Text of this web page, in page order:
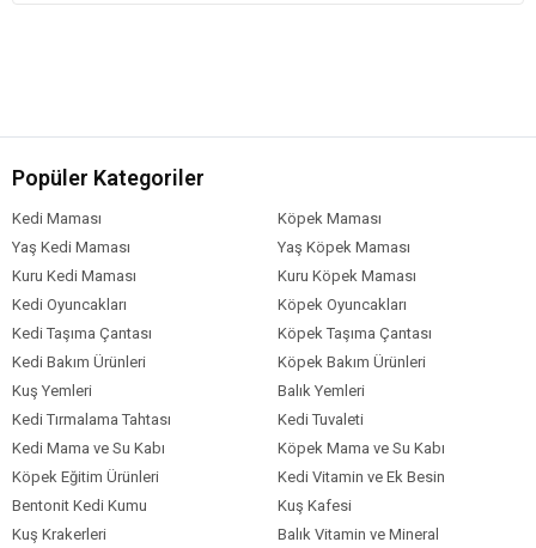
Popüler Kategoriler
Kedi Maması
Köpek Maması
Yaş Kedi Maması
Yaş Köpek Maması
Kuru Kedi Maması
Kuru Köpek Maması
Kedi Oyuncakları
Köpek Oyuncakları
Kedi Taşıma Çantası
Köpek Taşıma Çantası
Kedi Bakım Ürünleri
Köpek Bakım Ürünleri
Kuş Yemleri
Balık Yemleri
Kedi Tırmalama Tahtası
Kedi Tuvaleti
Kedi Mama ve Su Kabı
Köpek Mama ve Su Kabı
Köpek Eğitim Ürünleri
Kedi Vitamin ve Ek Besin
Bentonit Kedi Kumu
Kuş Kafesi
Kuş Krakerleri
Balık Vitamin ve Mineral